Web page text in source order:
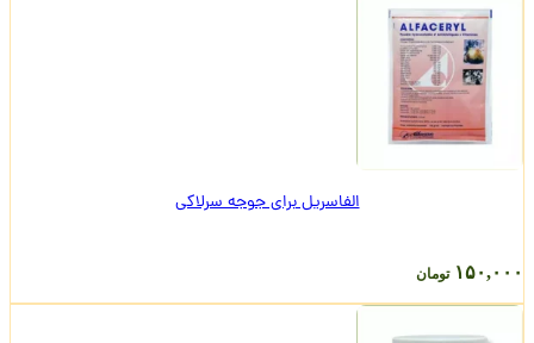
الفاسریل برای جوجه سرلاکی
۱۵۰,۰۰۰ تومان